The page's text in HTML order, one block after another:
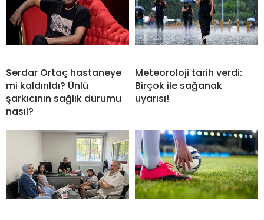
Serdar Ortaç hastaneye
mi kaldırıldı? Ünlü
şarkıcının sağlık durumu
nasıl?
Meteoroloji tarih verdi:
Birçok ile sağanak
uyarısı!